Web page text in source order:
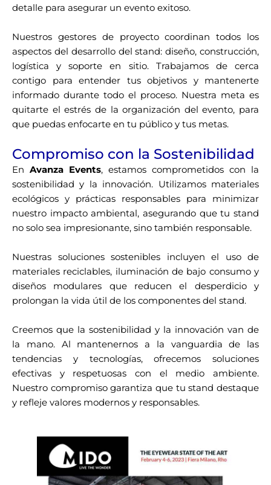
detalle para asegurar un evento exitoso.
Nuestros gestores de proyecto coordinan todos los
aspectos del desarrollo del stand: diseño, construcción,
logística y soporte en sitio. Trabajamos de cerca
contigo para entender tus objetivos y mantenerte
informado durante todo el proceso. Nuestra meta es
quitarte el estrés de la organización del evento, para
que puedas enfocarte en tu público y tus metas.
Compromiso con la Sostenibilidad
En Avanza Events, estamos comprometidos con la
sostenibilidad y la innovación. Utilizamos materiales
ecológicos y prácticas responsables para minimizar
nuestro impacto ambiental, asegurando que tu stand
no solo sea impresionante, sino también responsable.
Nuestras soluciones sostenibles incluyen el uso de
materiales reciclables, iluminación de bajo consumo y
diseños modulares que reducen el desperdicio y
prolongan la vida útil de los componentes del stand.
Creemos que la sostenibilidad y la innovación van de
la mano. Al mantenernos a la vanguardia de las
tendencias y tecnologías, ofrecemos soluciones
efectivas y respetuosas con el medio ambiente.
Nuestro compromiso garantiza que tu stand destaque
y refleje valores modernos y responsables.